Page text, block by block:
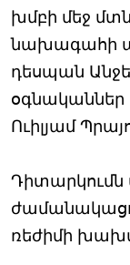
խմբի մեջ
նախագահի
դեսպան
օգնականներ
Ուիլյամ
ռեժիմի